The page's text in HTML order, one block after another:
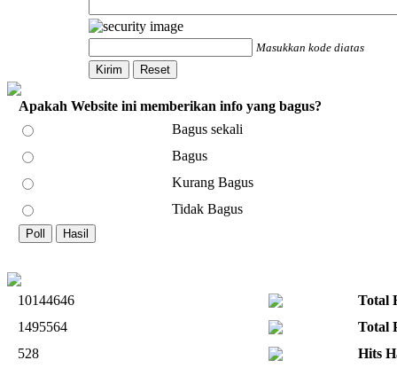
Masukkan kode diatas
Apakah Website ini memberikan info yang bagus?
Bagus sekali
Bagus
Kurang Bagus
Tidak Bagus
10144646
Total
1495564
Total
528
Hits